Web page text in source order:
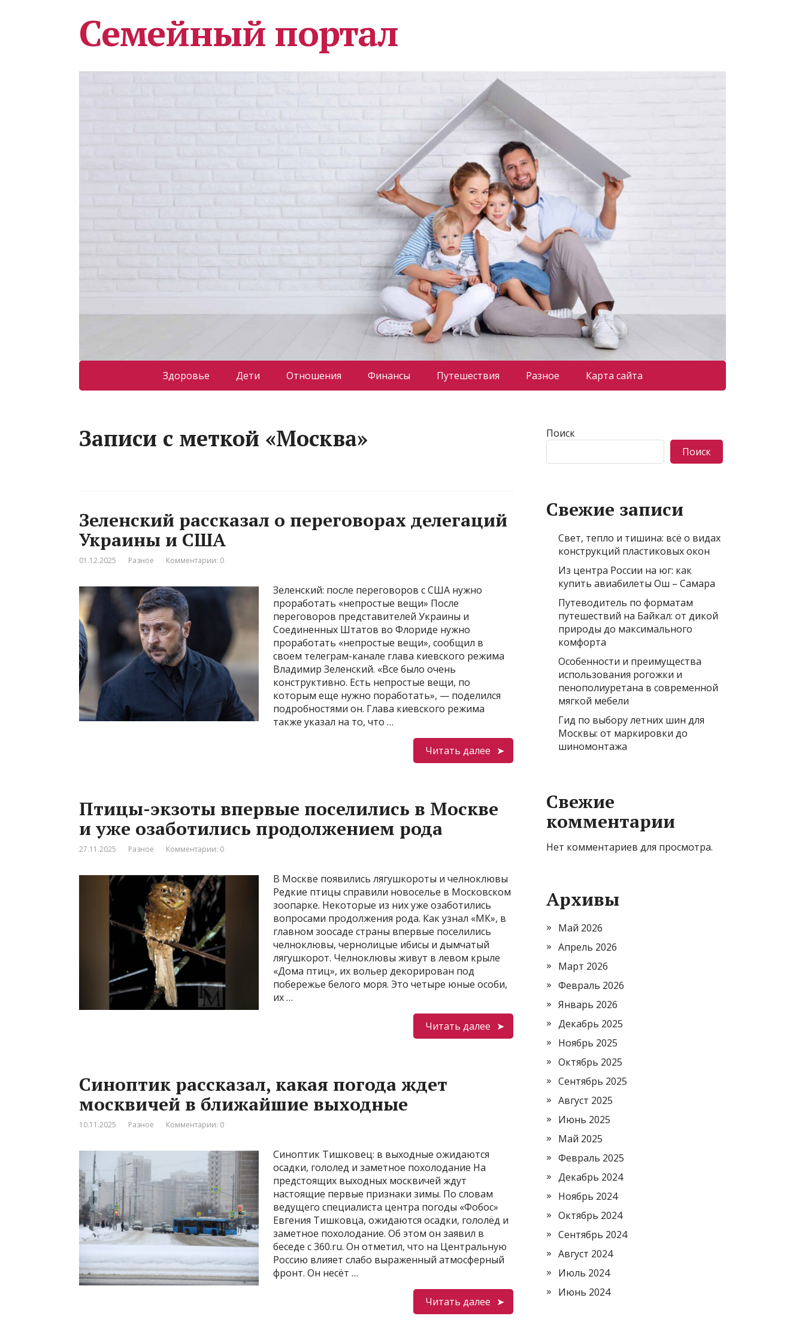
Семейный портал
Здоровье Дети Отношения Финансы Путешествия Разное Карта сайта
Записи с меткой «Москва»
Зеленский рассказал о переговорах делегаций
Украины и США
01.12.2025 Разное Комментарии: 0
Зеленский: после переговоров с США нужно
проработать «непростые вещи» После
переговоров представителей Украины и
Соединенных Штатов во Флориде нужно
проработать «непростые вещи», сообщил в
своем телеграм-канале глава киевского режима
Владимир Зеленский. «Все было очень
конструктивно. Есть непростые вещи, по
которым еще нужно поработать», — поделился
подробностями он. Глава киевского режима
также указал на то, что …
Читать далее
Птицы-экзоты впервые поселились в Москве
и уже озаботились продолжением рода
27.11.2025 Разное Комментарии: 0
В Москве появились лягушкороты и челноклювы
Редкие птицы справили новоселье в Московском
зоопарке. Некоторые из них уже озаботились
вопросами продолжения рода. Как узнал «МК», в
главном зоосаде страны впервые поселились
челноклювы, чернолицые ибисы и дымчатый
лягушкорот. Челноклювы живут в левом крыле
«Дома птиц», их вольер декорирован под
побережье белого моря. Это четыре юные особи,
их …
Читать далее
Синоптик рассказал, какая погода ждет
москвичей в ближайшие выходные
10.11.2025 Разное Комментарии: 0
Синоптик Тишковец: в выходные ожидаются
осадки, гололед и заметное похолодание На
предстоящих выходных москвичей ждут
настоящие первые признаки зимы. По словам
ведущего специалиста центра погоды «Фобос»
Евгения Тишковца, ожидаются осадки, гололёд и
заметное похолодание. Об этом он заявил в
беседе с 360.ru. Он отметил, что на Центральную
Россию влияет слабо выраженный атмосферный
фронт. Он несёт …
Читать далее
Поиск
Поиск
Свежие записи
Свет, тепло и тишина: всё о видах
конструкций пластиковых окон
Из центра России на юг: как
купить авиабилеты Ош – Самара
Путеводитель по форматам
путешествий на Байкал: от дикой
природы до максимального
комфорта
Особенности и преимущества
использования рогожки и
пенополиуретана в современной
мягкой мебели
Гид по выбору летних шин для
Москвы: от маркировки до
шиномонтажа
Свежие
комментарии
Нет комментариев для просмотра.
Архивы
Май 2026
Апрель 2026
Март 2026
Февраль 2026
Январь 2026
Декабрь 2025
Ноябрь 2025
Октябрь 2025
Сентябрь 2025
Август 2025
Июнь 2025
Май 2025
Февраль 2025
Декабрь 2024
Ноябрь 2024
Октябрь 2024
Сентябрь 2024
Август 2024
Июль 2024
Июнь 2024